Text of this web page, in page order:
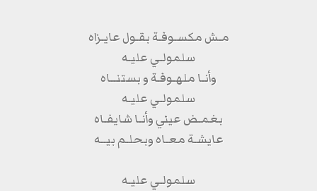
مـش مكسـوفـة بقـول عايـزاه
سلمولـي عليـه
وأنـا ملهـوفـة و بستنــاه
سلمولـي عليـه
بغمـض عيني وأنـا شايفـاه
عايشـة معـاه وبحلـم بيــه
سلمولـي عليـه